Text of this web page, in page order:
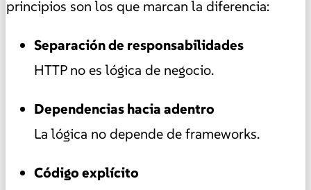
principios son los que marcan la diferencia:
Separación de responsabilidades
HTTP no es lógica de negocio.
Dependencias hacia adentro
La lógica no depende de frameworks.
Código explícito